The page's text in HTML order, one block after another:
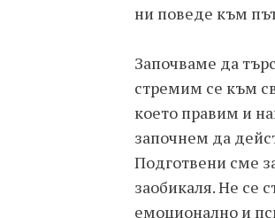
ни поведе към
Започваме да
стремим се към
което правим и
започнем да
Подготвени сме
заобикаля. Не се
емоционално и